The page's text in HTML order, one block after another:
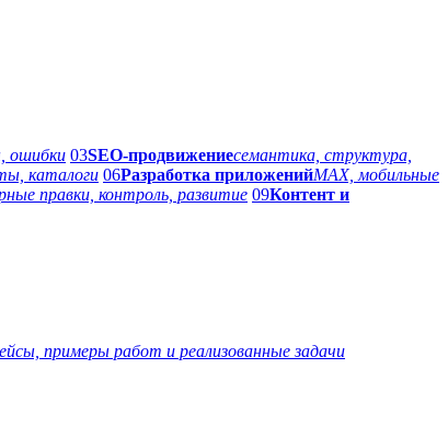
ошибки 03SEO-продвижениесемантика, структура,
каталоги 06Разработка приложенийMAX, мобильные
правки, контроль, развитие 09Контент и
примеры работ и реализованные задачи